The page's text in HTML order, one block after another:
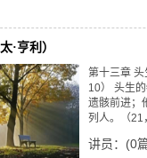
·亨利）
第十三章
10） 头生
遗骸前进；
列人。（
讲员： (0